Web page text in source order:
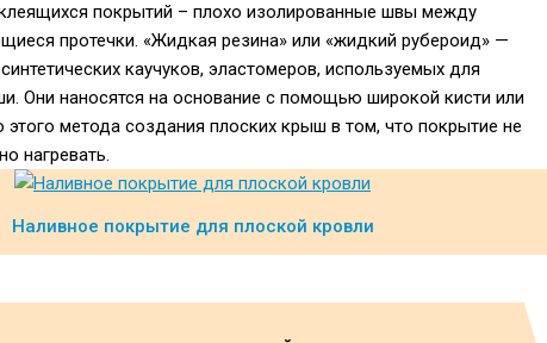
покрытий – плохо изолированные швы между
протечки. «Жидкая резина» или «жидкий рубероид» —
каучуков, эластомеров, используемых для
Они наносятся на основание с помощью широкой кисти или
этого метода создания плоских крыш в том, что покрытие не
нагревать.
Наливное покрытие для плоской кровли